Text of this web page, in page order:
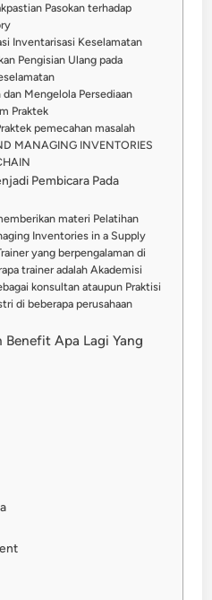
Pasokan terhadap
Inventarisasi Keselamatan
Pengisian Ulang pada
Mengelola Persediaan
Praktek
pemecahan masalah
MANAGING INVENTORIES
Pembicara Pada
materi Pelatihan
Inventories in a Supply
yang berpengalaman di
trainer adalah Akademisi
konsultan ataupun Praktisi
di beberapa perusahaan
Benefit Apa Lagi Yang